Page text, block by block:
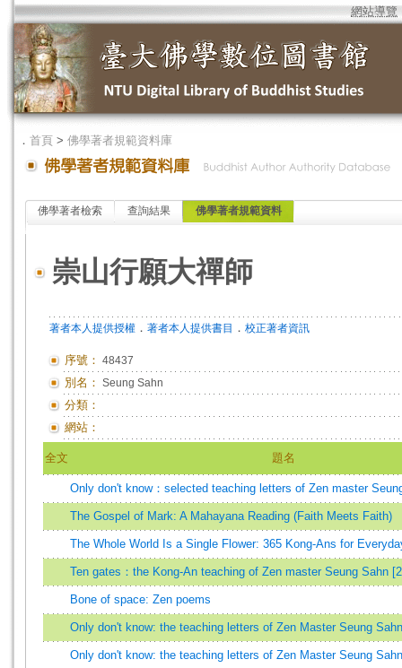
網站導覽
． 首頁 > 佛學著者規範資料庫
佛學著者檢索 查詢結果 佛學著者規範資料
崇山行願大禪師
著者本人提供授權 ． 著者本人提供書目 ． 校正著者資訊
序號： 48437
別名： Seung Sahn
分類：
網站：
全文 題名
Only don't know：selected teaching letters of Zen master
The Gospel of Mark: A Mahayana Reading (Faith Meets Faith)
The Whole World Is a Single Flower: 365 Kong-Ans for
Ten gates：the Kong-An teaching of Zen master Seung Sahn
Bone of space: Zen poems
Only don't know: the teaching letters of Zen Master Seung Sahn
Only don't know: the teaching letters of Zen Master Seung Sahn